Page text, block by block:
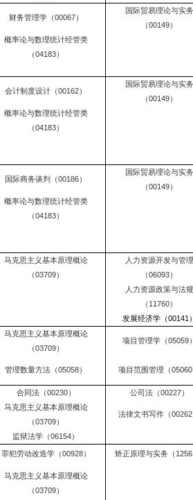
财务管理学（00067）
国际贸易理论与实务
（00149）
概率论与数理统计经管类
（04183）
会计制度设计（00162）
国际贸易理论与实务
（00149）
概率论与数理统计经管类
（04183）
国际商务谈判（00186）
国际贸易理论与实务
（00149）
概率论与数理统计经管类
（04183）
马克思主义基本原理概论
（03709）
人力资源开发与管理
（06093）
人力资源政策与法规
（11760）
发展经济学（00141）
马克思主义基本原理概论
（03709）
项目管理学（05059）
管理数量方法（05058） 项目范围管理（05060
合同法（00230） 公司法（00227）
马克思主义基本原理概论
（03709）
法律文书写作（00262
监狱法学（06154）
罪犯劳动改造学（00928） 矫正原理与实务（
马克思主义基本原理概论
（03709）